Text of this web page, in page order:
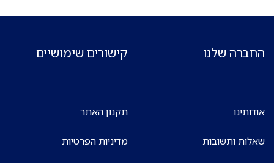
החברה שלנו
אודותינו
שאלות ותשובות
קישורים שימושיים
תקנון האתר
מדיניות הפרטיות